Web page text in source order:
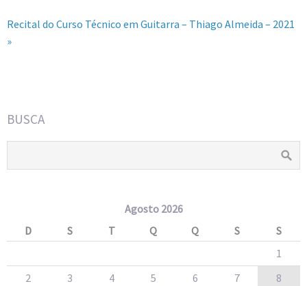
Recital do Curso Técnico em Guitarra – Thiago Almeida – 2021
»
BUSCA
Agosto 2026
D
S T Q Q S
S
1
2
3 4 5 6 7
8